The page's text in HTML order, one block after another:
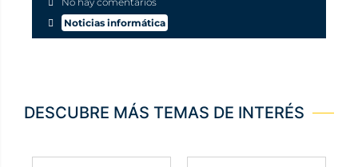
Noticias informática
DESCUBRE MÁS TEMAS DE INTERÉS